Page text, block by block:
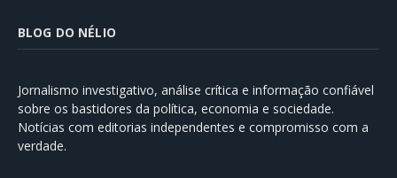
BLOG DO NÉLIO
Jornalismo investigativo, análise crítica e informação confiável
sobre os bastidores da política, economia e sociedade.
Notícias com editorias independentes e compromisso com a
verdade.